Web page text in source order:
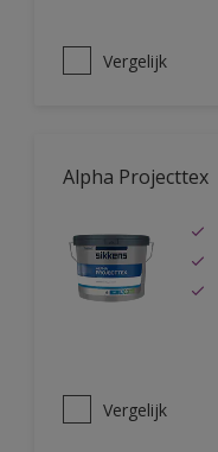
Vergelijk
Alpha Projecttex
Vergelijk